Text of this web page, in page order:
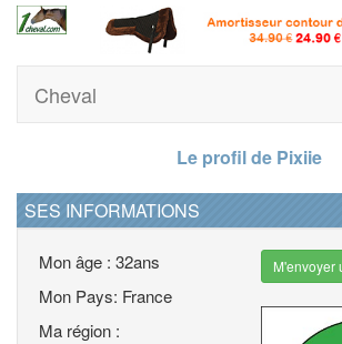
Cheval
Le profil de Pixiie
SES INFORMATIONS
Mon âge : 32ans
Mon Pays: France
Ma région :
M'envoyer